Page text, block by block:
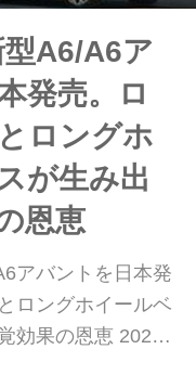
A6/A6ア
発売。ロ
ロングホ
が生み出
恩恵
アバントを日本発
ロングホイールベ
効果の恩恵 2026